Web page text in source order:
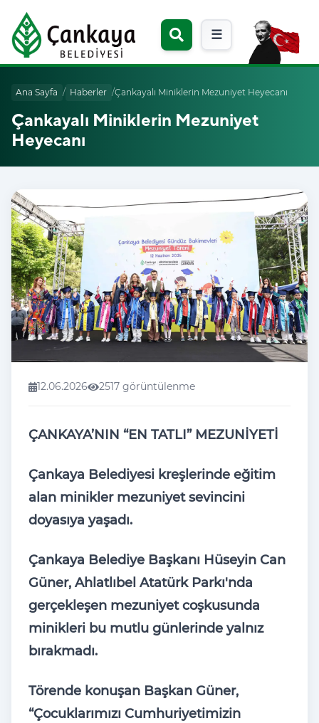
☰
Ana Sayfa / Haberler /Çankayalı Miniklerin Mezuniyet Heyecanı
Çankayalı Miniklerin Mezuniyet
Heyecanı
12.06.2026 2517 görüntülenme
ÇANKAYA’NIN “EN TATLI” MEZUNİYETİ
Çankaya Belediyesi kreşlerinde eğitim
alan minikler mezuniyet sevincini
doyasıya yaşadı.
Çankaya Belediye Başkanı Hüseyin Can
Güner, Ahlatlıbel Atatürk Parkı'nda
gerçekleşen mezuniyet coşkusunda
minikleri bu mutlu günlerinde yalnız
bırakmadı.
Törende konuşan Başkan Güner,
“Çocuklarımızı Cumhuriyetimizin